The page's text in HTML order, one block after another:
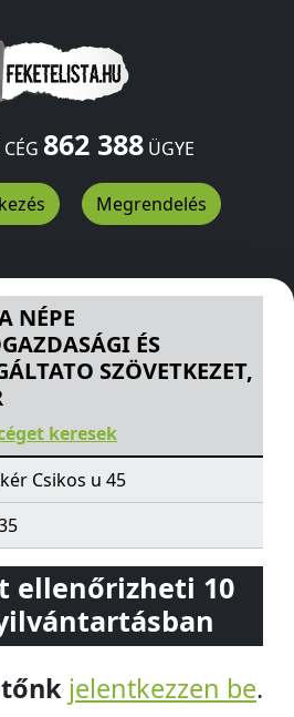
CÉG 862 388ÜGYE
Megrendelés
ÉS SZOLGÁLTATO
NÉPE
ÉS
SZÖVETKEZET,
keresek
Csikos u 45
ellenőrizheti 10
jelentkezzen be.